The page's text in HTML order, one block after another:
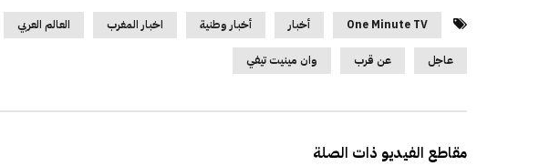
One Minute TV أخبار أخبار وطنية اخبار المغرب العالم العربي
عاجل عن قرب وان مينيت تيفي
مقاطع الفيديو ذات الصلة